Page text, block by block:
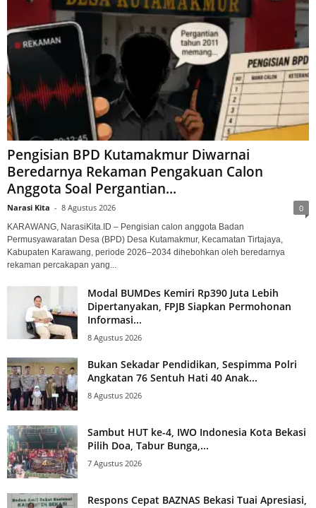
Pengisian BPD Kutamakmur Diwarnai
Beredarnya Rekaman Pengakuan Calon
Anggota Soal Pergantian...
Narasi Kita - 8 Agustus 2026 0
KARAWANG, NarasiKita.ID – Pengisian calon anggota Badan
Permusyawaratan Desa (BPD) Desa Kutamakmur, Kecamatan Tirtajaya,
Kabupaten Karawang, periode 2026–2034 dihebohkan oleh beredarnya
rekaman percakapan yang...
Modal BUMDes Kemiri Rp390 Juta Lebih
Dipertanyakan, FPJB Siapkan Permohonan
Informasi...
8 Agustus 2026
Bukan Sekadar Pendidikan, Sespimma Polri
Angkatan 76 Sentuh Hati 40 Anak...
8 Agustus 2026
Sambut HUT ke-4, IWO Indonesia Kota Bekasi
Pilih Doa, Tabur Bunga,...
7 Agustus 2026
Respons Cepat BAZNAS Bekasi Tuai Apresiasi,